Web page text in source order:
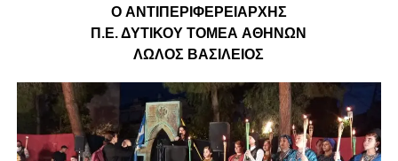
Ο ΑΝΤΙΠΕΡΙΦΕΡΕΙΑΡΧΗΣ
Π.Ε. ΔΥΤΙΚΟΥ ΤΟΜΕΑ ΑΘΗΝΩΝ
ΛΩΛΟΣ ΒΑΣΙΛΕΙΟΣ